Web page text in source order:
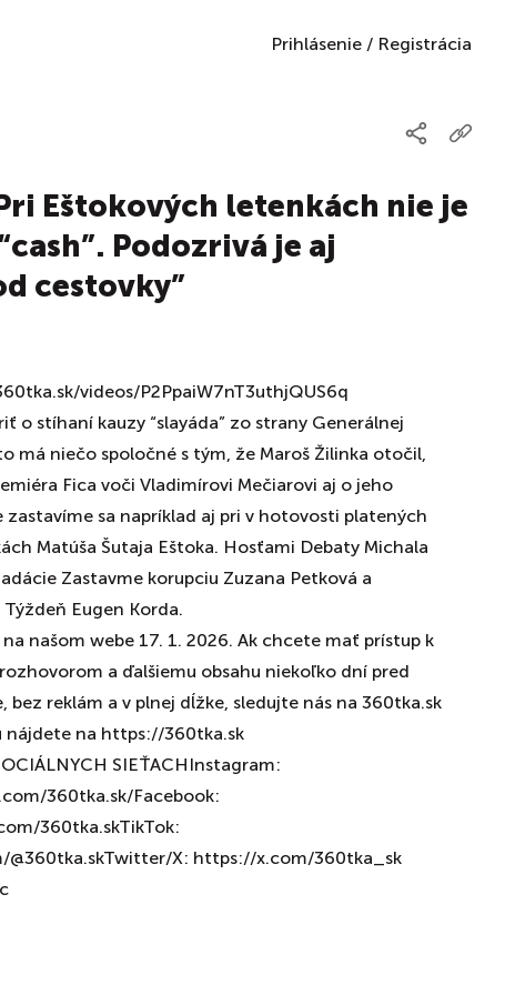
Prihlásenie / Registrácia
Eštokových letenkách nie je
Podozrivá je aj
cestovky”
videos/P2PpaiW7nT3uthjQUS6q
o stíhaní kauzy “slayáda” zo strany Generálnej
má niečo spoločné s tým, že Maroš Žilinka otočil,
Fica voči Vladimírovi Mečiarovi aj o jeho
zastavíme sa napríklad aj pri v hotovosti platených
Matúša Šutaja Eštoka. Hosťami Debaty Michala
Zastavme korupciu Zuzana Petková a
Eugen Korda.
našom webe 17. 1. 2026. Ak chcete mať prístup k
a ďalšiemu obsahu niekoľko dní pred
bez reklám a v plnej dĺžke, sledujte nás na 360tka.sk
nájdete na https://360tka.sk
SIEŤACHInstagram:
360tka.sk/Facebook:
360tka.skTikTok:
X: https://x.com/360tka_sk